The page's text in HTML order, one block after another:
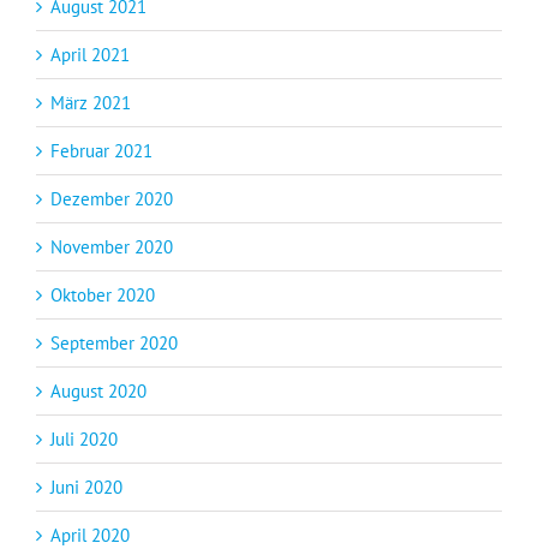
August 2021
April 2021
März 2021
Februar 2021
Dezember 2020
November 2020
Oktober 2020
September 2020
August 2020
Juli 2020
Juni 2020
April 2020